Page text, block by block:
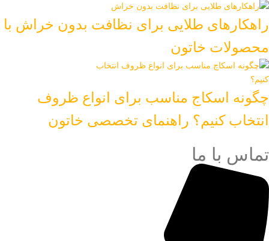
راهکارهای طلایی برای نظافت بدون خراش با
محصولات خاتون
چگونه اسکاج مناسب برای انواع ظروف
انتخاب کنیم؟ راهنمای تخصصی خاتون
تماس با ما